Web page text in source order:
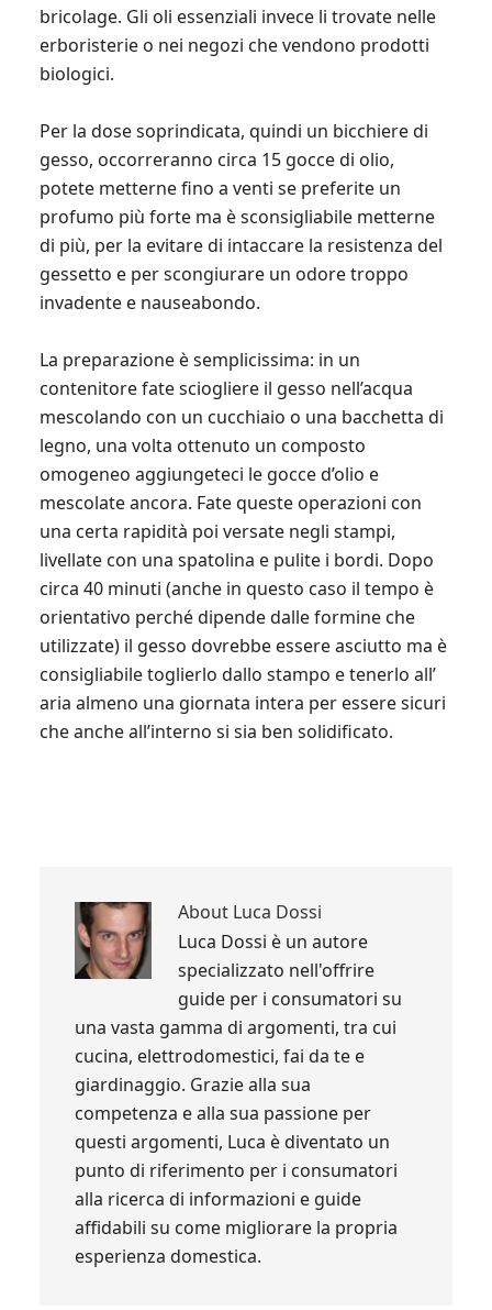
bricolage. Gli oli essenziali invece li trovate nelle
erboristerie o nei negozi che vendono prodotti
biologici.
Per la dose soprindicata, quindi un bicchiere di
gesso, occorreranno circa 15 gocce di olio,
potete metterne fino a venti se preferite un
profumo più forte ma è sconsigliabile metterne
di più, per la evitare di intaccare la resistenza del
gessetto e per scongiurare un odore troppo
invadente e nauseabondo.
La preparazione è semplicissima: in un
contenitore fate sciogliere il gesso nell’acqua
mescolando con un cucchiaio o una bacchetta di
legno, una volta ottenuto un composto
omogeneo aggiungeteci le gocce d’olio e
mescolate ancora. Fate queste operazioni con
una certa rapidità poi versate negli stampi,
livellate con una spatolina e pulite i bordi. Dopo
circa 40 minuti (anche in questo caso il tempo è
orientativo perché dipende dalle formine che
utilizzate) il gesso dovrebbe essere asciutto ma è
consigliabile toglierlo dallo stampo e tenerlo all’
aria almeno una giornata intera per essere sicuri
che anche all’interno si sia ben solidificato.
About Luca Dossi
Luca Dossi è un autore
specializzato nell'offrire
guide per i consumatori su
una vasta gamma di argomenti, tra cui
cucina, elettrodomestici, fai da te e
giardinaggio. Grazie alla sua
competenza e alla sua passione per
questi argomenti, Luca è diventato un
punto di riferimento per i consumatori
alla ricerca di informazioni e guide
affidabili su come migliorare la propria
esperienza domestica.